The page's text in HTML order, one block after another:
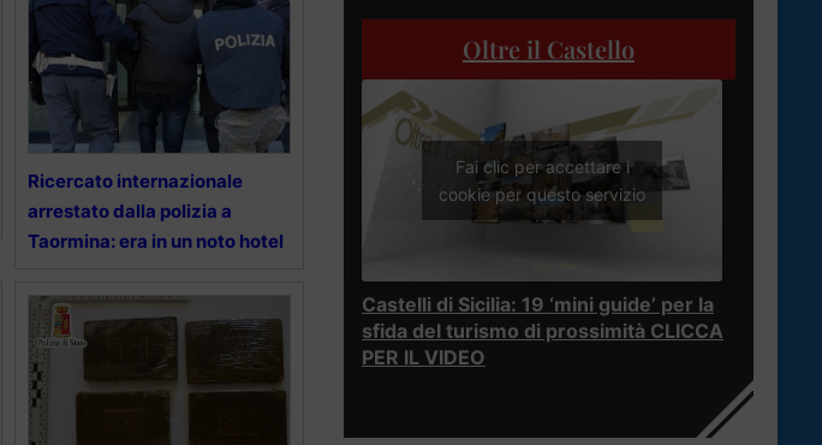
Ricercato internazionale
arrestato dalla polizia a
Taormina: era in un noto hotel
Oltre il Castello
Fai clic per accettare i
cookie per questo servizio
Castelli di Sicilia: 19 ‘mini guide’ per la
sfida del turismo di prossimità CLICCA
PER IL VIDEO